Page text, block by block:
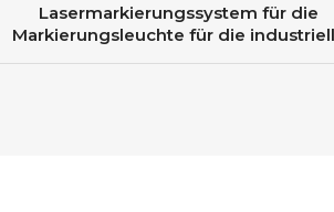
Lasermarkierungssystem für die
Markierungsleuchte für die